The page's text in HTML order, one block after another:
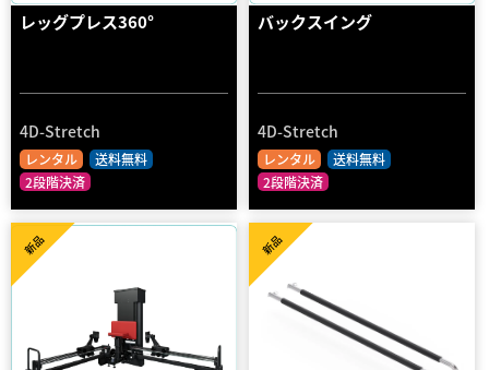
レッグプレス360°
4D-Stretch
レンタル
送料無料
2段階決済
バックスイング
4D-Stretch
レンタル
送料無料
2段階決済
新品 新品